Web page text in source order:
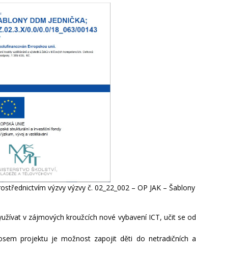
výzvy výzvy č. 02_22_002 – OP JAK – Šablony
v zájmových kroužcích nové vybavení ICT, učit se od
projektu je možnost zapojit děti do netradičních a